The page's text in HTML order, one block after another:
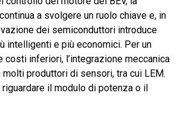
a svolgere un ruolo chiave e, in
dei semiconduttori introduce
intelligenti e più economici. Per un
costi inferiori, l’integrazione meccanica
produttori di sensori, tra cui LEM.
riguardare il modulo di potenza o il